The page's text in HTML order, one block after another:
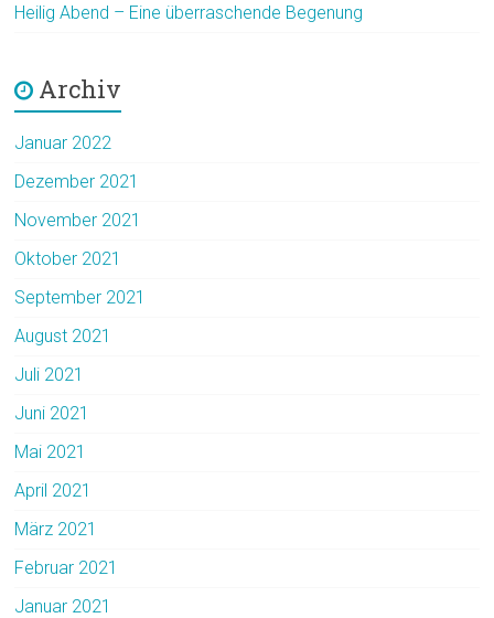
Heilig Abend – Eine überraschende Begenung
Archiv
Januar 2022
Dezember 2021
November 2021
Oktober 2021
September 2021
August 2021
Juli 2021
Juni 2021
Mai 2021
April 2021
März 2021
Februar 2021
Januar 2021